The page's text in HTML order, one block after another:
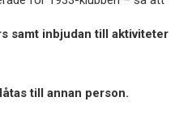
samt inbjudan till aktiviteter
till annan person.